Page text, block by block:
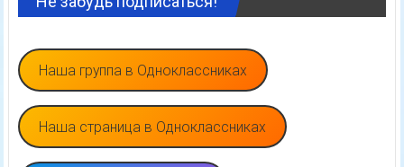
Наша группа в Одноклассниках
Наша страница в Одноклассниках